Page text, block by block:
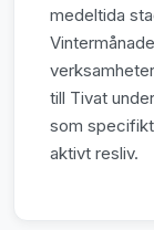
medeltida
till Tivat
som
aktivt resliv.